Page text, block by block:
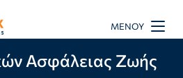
ΜΕΝΟΎ
Ασφάλειας Ζωής